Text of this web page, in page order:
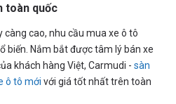
toàn quốc
càng cao, nhu cầu mua xe ô tô
biến. Nắm bắt được tâm lý bán xe
khách hàng Việt, Carmudi - sàn
ô tô mới với giá tốt nhất trên toàn